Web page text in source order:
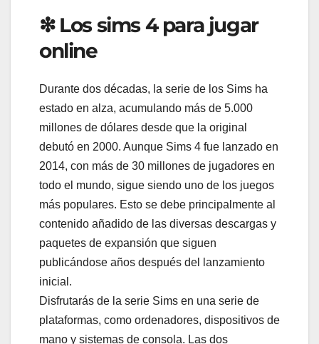
❇ Los sims 4 para jugar
online
Durante dos décadas, la serie de los Sims ha
estado en alza, acumulando más de 5.000
millones de dólares desde que la original
debutó en 2000. Aunque Sims 4 fue lanzado en
2014, con más de 30 millones de jugadores en
todo el mundo, sigue siendo uno de los juegos
más populares. Esto se debe principalmente al
contenido añadido de las diversas descargas y
paquetes de expansión que siguen
publicándose años después del lanzamiento
inicial.
Disfrutarás de la serie Sims en una serie de
plataformas, como ordenadores, dispositivos de
mano y sistemas de consola. Las dos